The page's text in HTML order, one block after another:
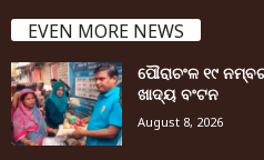
EVEN MORE NEWS
ପୌରାଚଂଳ ୧୯
ଖାଦ୍ୟ ବଂଟନ
August 8, 2026